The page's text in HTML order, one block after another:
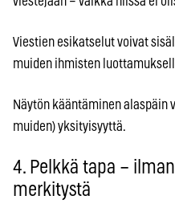
Viestien esikatselut voivat
muiden ihmisten
Näytön kääntäminen alaspäin
muiden) yksityisyyttä.
4. Pelkkä tapa –
merkitystä